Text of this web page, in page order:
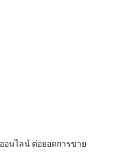
อนไลน์ ต่อยอดการขาย